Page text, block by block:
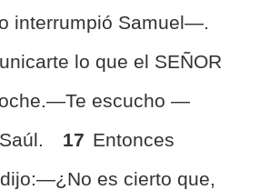
interrumpió Samuel—.
lo que el SEÑOR
escucho —
17 Entonces
es cierto que,